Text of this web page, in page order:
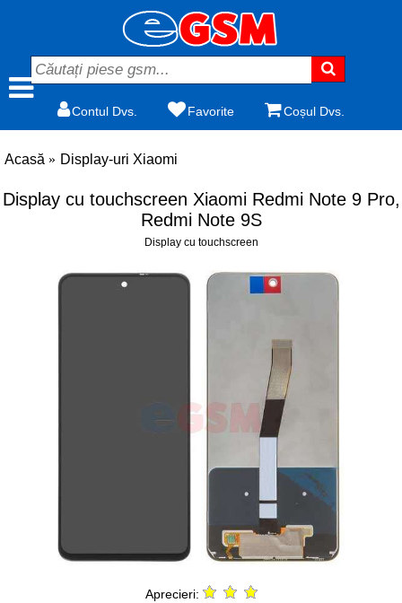
Contul Dvs. Favorite Coșul Dvs.
Acasă Display-uri Xiaomi
Display cu touchscreen Xiaomi Redmi Note 9 Pro,
Redmi Note 9S
Display cu touchscreen
Aprecieri: